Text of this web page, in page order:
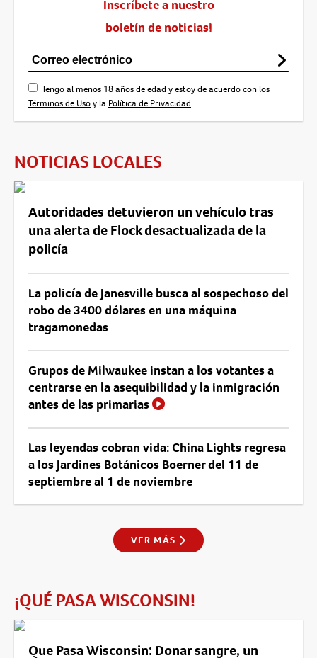
Inscríbete a nuestro
boletín de noticias!
Tengo al menos 18 años de edad y estoy de acuerdo con los
Términos de Usoy la Política de Privacidad
NOTICIAS LOCALES
Autoridades detuvieron un vehículo tras
una alerta de Flock desactualizada de la
policía
La policía de Janesville busca al sospechoso del
robo de 3400 dólares en una máquina
tragamonedas
Grupos de Milwaukee instan a los votantes a
centrarse en la asequibilidad y la inmigración
antes de las primarias
Las leyendas cobran vida: China Lights regresa
a los Jardines Botánicos Boerner del 11 de
septiembre al 1 de noviembre
VER MÁS
¡QUÉ PASA WISCONSIN!
Que Pasa Wisconsin: Donar sangre, un